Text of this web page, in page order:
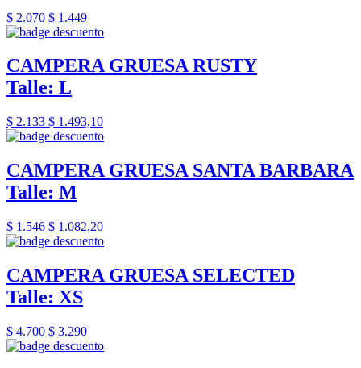
$ 2.070 $ 1.449
CAMPERA GRUESA RUSTY
Talle: L
$ 2.133 $ 1.493,10
CAMPERA GRUESA SANTA BARBARA
Talle: M
$ 1.546 $ 1.082,20
CAMPERA GRUESA SELECTED
Talle: XS
$ 4.700 $ 3.290